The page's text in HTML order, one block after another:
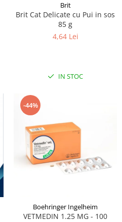
Brit
Brit Cat Delicate cu Pui in sos
85 g
4,64 Lei
IN STOC
-44%
Boehringer Ingelheim
VETMEDIN 1.25 MG - 100